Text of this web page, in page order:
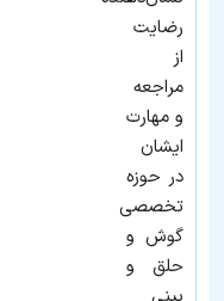
رضایت
از
مراجعه
و مهارت
ایشان
در حوزه
تخصصی
گوش و
حلق و